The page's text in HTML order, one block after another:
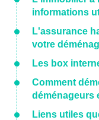
informations
L'assurance
votre
Les box
Comment
déménageurs
Liens utiles